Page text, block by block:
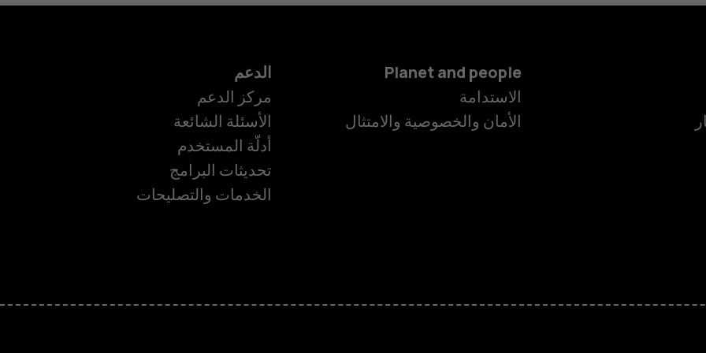
الهواتف الذكية
HMD Terra M
Planet and people
الاستدامة
الأمان والخصوصية والامتثال
الدعم
مركز الدعم
الأسئلة الشائعة
أدلّة المستخدم
تحديثات البرامج
الخدمات والتصليحات